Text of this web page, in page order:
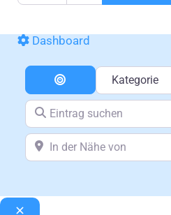
Dashboard
Entfernung
Kategorie
Eintrag suchen
In der Nähe von